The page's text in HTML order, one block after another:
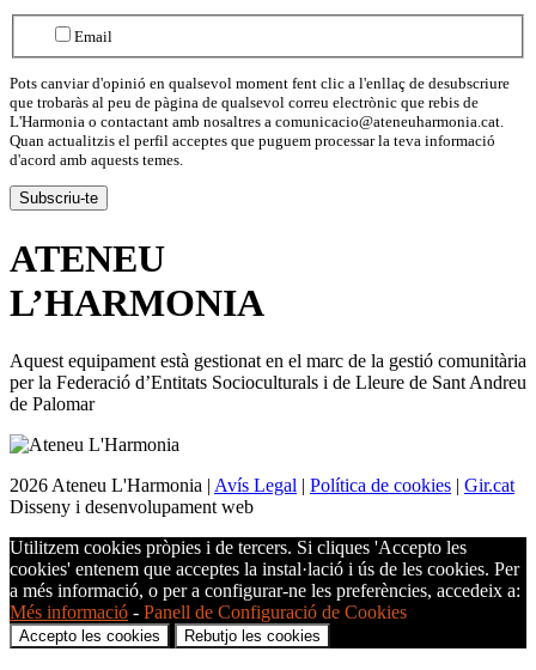
Email
Pots canviar d'opinió en qualsevol moment fent clic a l'enllaç de desubscriure
que trobaràs al peu de pàgina de qualsevol correu electrònic que rebis de
L'Harmonia o contactant amb nosaltres a comunicacio@ateneuharmonia.cat.
Quan actualitzis el perfil acceptes que puguem processar la teva informació
d'acord amb aquests temes.
ATENEU
L’HARMONIA
Aquest equipament està gestionat en el marc de la gestió comunitària
per la Federació d’Entitats Socioculturals i de Lleure de Sant Andreu
de Palomar
2026 Ateneu L'Harmonia | Avís Legal | Política de cookies | Gir.cat
Disseny i desenvolupament web
Utilitzem cookies pròpies i de tercers. Si cliques 'Accepto les
cookies' entenem que acceptes la instal·lació i ús de les cookies. Per
a més informació, o per a configurar-ne les preferències, accedeix a:
Més informació - Panell de Configuració de Cookies
Accepto les cookies Rebutjo les cookies